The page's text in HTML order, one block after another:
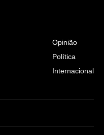
Opinião
Política
Internacional